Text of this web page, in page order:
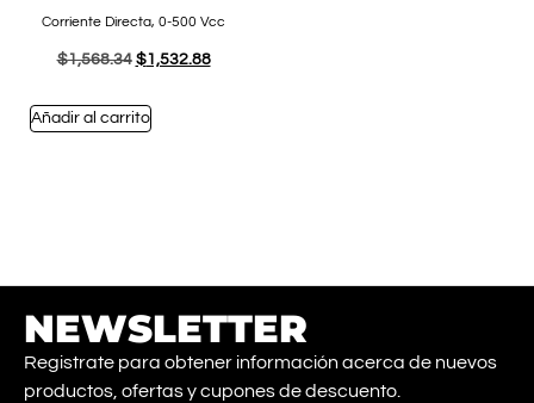
Corriente Directa, 0-500 Vcc
$1,568.34 $1,532.88
Añadir al carrito
NEWSLETTER
Registrate para obtener información acerca de nuevos
productos, ofertas y cupones de descuento.